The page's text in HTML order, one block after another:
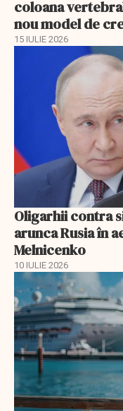
coloana
nou model de
15 IULIE 2026
Oligarhii contra
arunca Rusia în
Melnicenko
10 IULIE 2026